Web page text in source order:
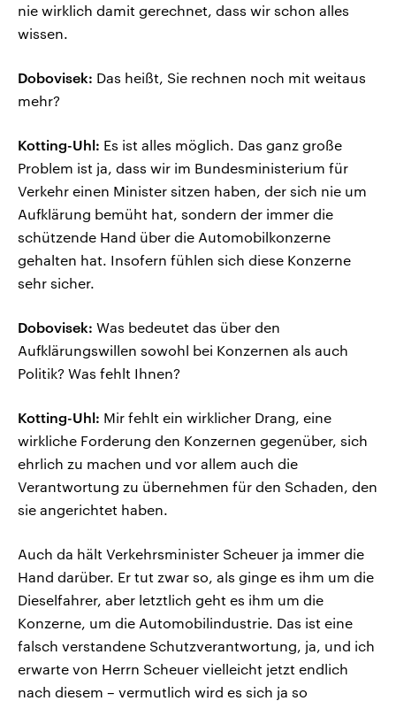
nie wirklich damit gerechnet, dass wir schon alles
wissen.
Dobovisek: Das heißt, Sie rechnen noch mit weitaus
mehr?
Kotting-Uhl: Es ist alles möglich. Das ganz große
Problem ist ja, dass wir im Bundesministerium für
Verkehr einen Minister sitzen haben, der sich nie um
Aufklärung bemüht hat, sondern der immer die
schützende Hand über die Automobilkonzerne
gehalten hat. Insofern fühlen sich diese Konzerne
sehr sicher.
Dobovisek: Was bedeutet das über den
Aufklärungswillen sowohl bei Konzernen als auch
Politik? Was fehlt Ihnen?
Kotting-Uhl: Mir fehlt ein wirklicher Drang, eine
wirkliche Forderung den Konzernen gegenüber, sich
ehrlich zu machen und vor allem auch die
Verantwortung zu übernehmen für den Schaden, den
sie angerichtet haben.
Auch da hält Verkehrsminister Scheuer ja immer die
Hand darüber. Er tut zwar so, als ginge es ihm um die
Dieselfahrer, aber letztlich geht es ihm um die
Konzerne, um die Automobilindustrie. Das ist eine
falsch verstandene Schutzverantwortung, ja, und ich
erwarte von Herrn Scheuer vielleicht jetzt endlich
nach diesem – vermutlich wird es sich ja so